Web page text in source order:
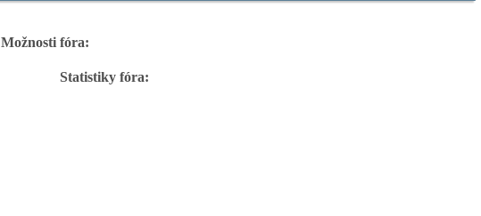
Možnosti fóra:
Statistiky fóra: